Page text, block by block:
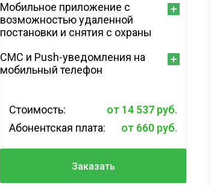
Мобильное приложение с
возможностью удаленной
постановки и снятия с охраны
СМС и Push-уведомления на
мобильный телефон
Стоимость:
от 14 537 руб.
Абонентская плата:
от 660 руб.
Заказать